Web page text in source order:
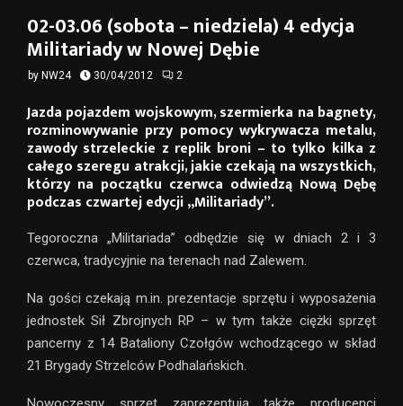
02-03.06 (sobota – niedziela) 4 edycja
Militariady w Nowej Dębie
by NW24 30/04/2012 2
Jazda pojazdem wojskowym, szermierka na bagnety,
rozminowywanie przy pomocy wykrywacza metalu,
zawody strzeleckie z replik broni – to tylko kilka z
całego szeregu atrakcji, jakie czekają na wszystkich,
którzy na początku czerwca odwiedzą Nową Dębę
podczas czwartej edycji „Militariady”.
Tegoroczna „Militariada” odbędzie się w dniach 2 i 3
czerwca, tradycyjnie na terenach nad Zalewem.
Na gości czekają m.in. prezentacje sprzętu i wyposażenia
jednostek Sił Zbrojnych RP – w tym także ciężki sprzęt
pancerny z 14 Bataliony Czołgów wchodzącego w skład
21 Brygady Strzelców Podhalańskich.